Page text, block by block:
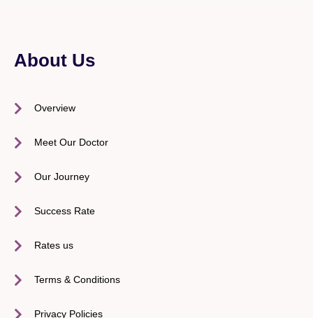
About Us
Overview
Meet Our Doctor
Our Journey
Success Rate
Rates us
Terms & Conditions
Privacy Policies